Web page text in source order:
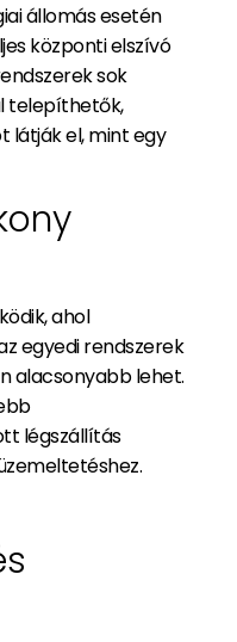
állomás esetén
központi elszívó
sok
telepíthetők,
látják el, mint egy
ahol
egyedi rendszerek
alacsonyabb lehet.
légszállítás